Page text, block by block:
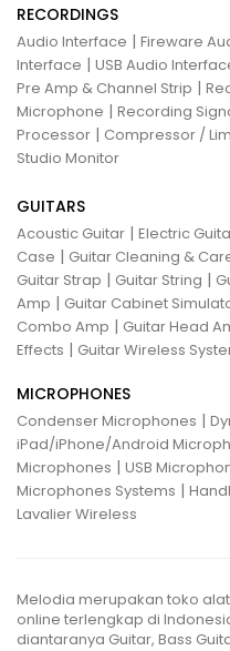
RECORDINGS
Audio Interface | Fireware
Interface | USB Audio
Pre Amp & Channel Strip |
Microphone | Recording
Processor | Compressor /
Studio Monitor
GUITARS
Acoustic Guitar | Electric
Case | Guitar Cleaning &
Guitar Strap | Guitar String |
Amp | Guitar Cabinet
Combo Amp | Guitar Head
Effects | Guitar Wireless
MICROPHONES
Condenser Microphones |
iPad/iPhone/Android
Microphones | USB
Microphones Systems |
Lavalier Wireless
Melodia merupakan toko
online terlengkap di
diantaranya Guitar, Bass